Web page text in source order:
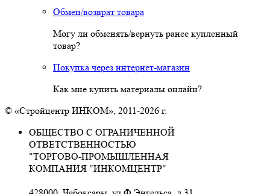
Обмен/возврат товара
Могу ли обменять/вернуть ранее купленный
товар?
Покупка через интернет-магазин
Как мне купить материалы онлайн?
© «Стройцентр ИНКОМ», 2011-2026 г.
ОБЩЕСТВО С ОГРАНИЧЕННОЙ
ОТВЕТСТВЕННОСТЬЮ
"ТОРГОВО-ПРОМЫШЛЕННАЯ
КОМПАНИЯ "ИНКОМЦЕНТР"